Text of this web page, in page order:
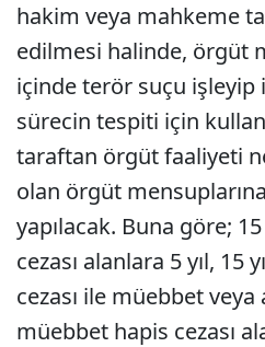
hakim veya mahkeme
edilmesi halinde, örgüt
içinde terör suçu
sürecin tespiti için
taraftan örgüt faaliyeti
olan örgüt
yapılacak. Buna göre;
cezası alanlara 5 yıl, 15
cezası ile müebbet veya
müebbet hapis cezası